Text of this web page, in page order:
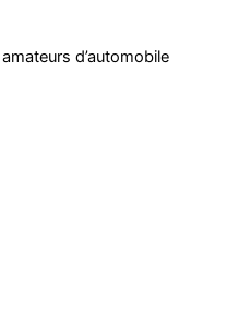
d’automobile